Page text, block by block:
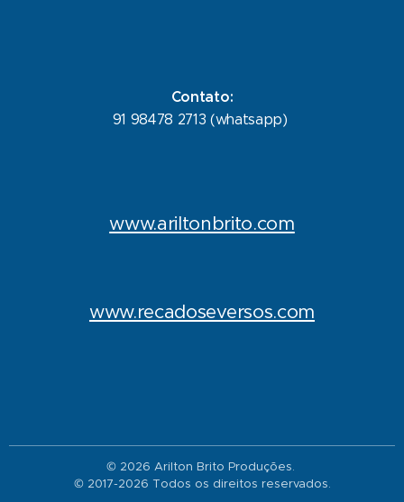
Contato:
91 98478 2713 (whatsapp)
www.ariltonbrito.com
www.recadoseversos.com
© 2026 Arilton Brito Produções.
© 2017-2026 Todos os direitos reservados.